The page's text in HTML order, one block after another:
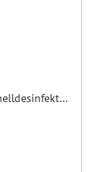
Einwegwischtücher zur alkoholischen Schnelldesinfektion